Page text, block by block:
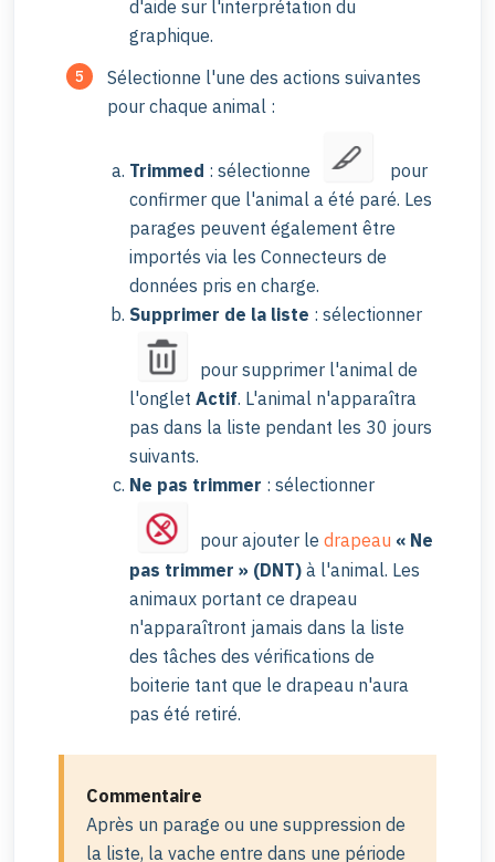
d'aide sur l'interprétation du
graphique.
Sélectionne l'une des actions suivantes
pour chaque animal :
Trimmed : sélectionne
pour
confirmer que l'animal a été paré. Les
parages peuvent également être
importés via les Connecteurs de
données pris en charge.
Supprimer de la liste : sélectionner
pour supprimer l'animal de
l'onglet Actif. L'animal n'apparaîtra
pas dans la liste pendant les 30 jours
suivants.
Ne pas trimmer : sélectionner
pour ajouter le drapeau « Ne
pas trimmer » (DNT) à l'animal. Les
animaux portant ce drapeau
n'apparaîtront jamais dans la liste
des tâches des vérifications de
boiterie tant que le drapeau n'aura
pas été retiré.
Commentaire
Après un parage ou une suppression de
la liste, la vache entre dans une période